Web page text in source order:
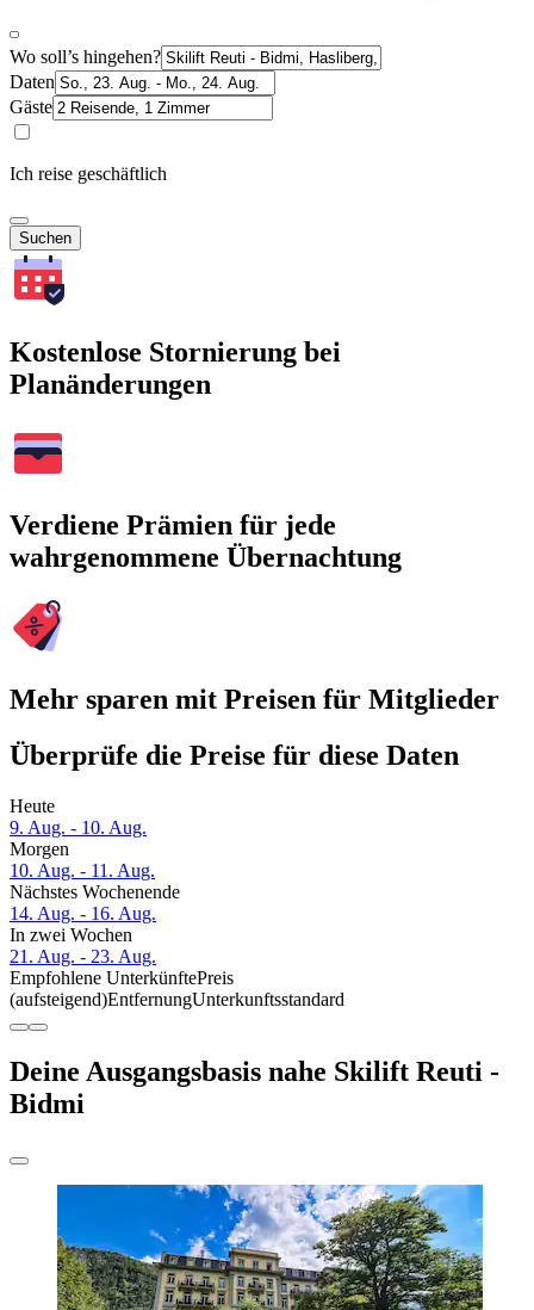
Wo soll’s hingehen?
Daten
Gäste
Ich reise geschäftlich
Suchen
Kostenlose Stornierung bei
Planänderungen
Verdiene Prämien für jede
wahrgenommene Übernachtung
Mehr sparen mit Preisen für Mitglieder
Überprüfe die Preise für diese Daten
Heute
9. Aug. - 10. Aug.
Morgen
10. Aug. - 11. Aug.
Nächstes Wochenende
14. Aug. - 16. Aug.
In zwei Wochen
21. Aug. - 23. Aug.
Empfohlene UnterkünftePreis
(aufsteigend)EntfernungUnterkunftsstandard
Deine Ausgangsbasis nahe Skilift Reuti -
Bidmi